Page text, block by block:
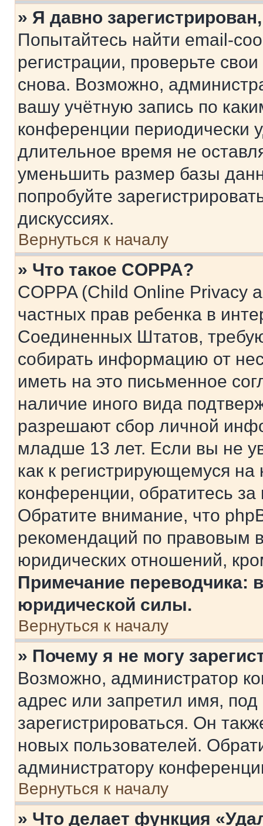
» Я давно
Попытайтесь найти email-
регистрации, проверьте
снова. Возможно,
вашу учётную запись по
конференции периодически
длительное время не
уменьшить размер базы
попробуйте
дискуссиях.
Вернуться к началу
» Что такое COPPA?
COPPA (Child Online Privacy
частных прав ребенка в
Соединенных Штатов,
собирать информацию от
иметь на это письменное
наличие иного вида
разрешают сбор личной
младше 13 лет. Если вы не
как к регистрирующемуся
конференции, обратитесь
Обратите внимание, что
рекомендаций по правовым
юридических отношений,
Примечание переводчика:
юридической силы.
Вернуться к началу
» Почему я не могу
Возможно, администратор
адрес или запретил имя,
зарегистрироваться. Он
новых пользователей.
администратору
Вернуться к началу
» Что делает функция